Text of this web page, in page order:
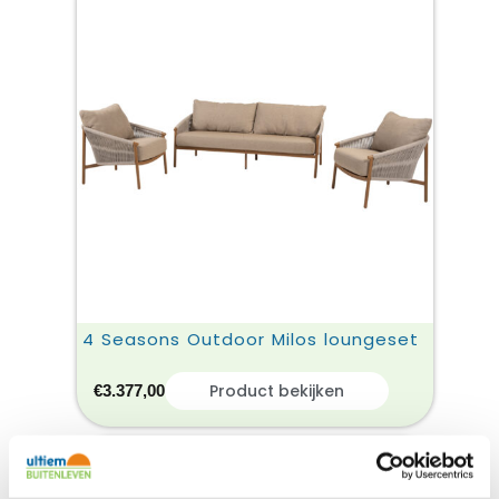
4 Seasons Outdoor Milos loungeset
€3.377,00 Product bekijken